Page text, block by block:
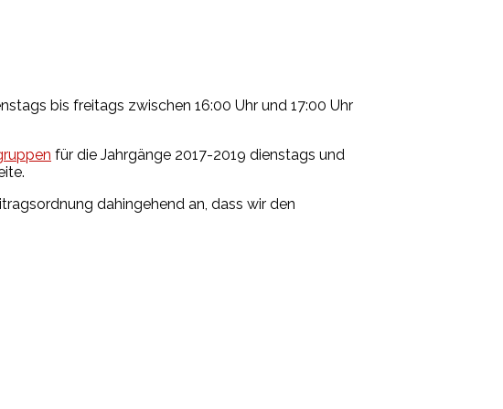
bis freitags zwischen 16:00 Uhr und 17:00 Uhr
für die Jahrgänge 2017-2019 dienstags und
dahingehend an, dass wir den